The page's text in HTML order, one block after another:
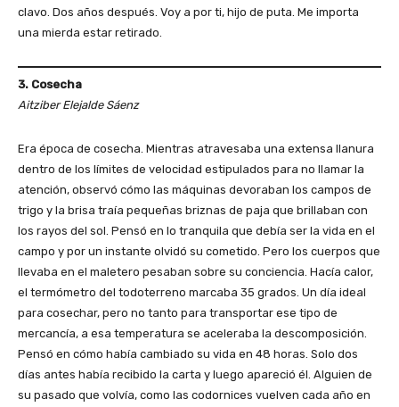
clavo. Dos años después. Voy a por ti, hijo de puta. Me importa
una mierda estar retirado.
3. Cosecha
Aitziber Elejalde Sáenz
Era época de cosecha. Mientras atravesaba una extensa llanura
dentro de los límites de velocidad estipulados para no llamar la
atención, observó cómo las máquinas devoraban los campos de
trigo y la brisa traía pequeñas briznas de paja que brillaban con
los rayos del sol. Pensó en lo tranquila que debía ser la vida en el
campo y por un instante olvidó su cometido. Pero los cuerpos que
llevaba en el maletero pesaban sobre su conciencia. Hacía calor,
el termómetro del todoterreno marcaba 35 grados. Un día ideal
para cosechar, pero no tanto para transportar ese tipo de
mercancía, a esa temperatura se aceleraba la descomposición.
Pensó en cómo había cambiado su vida en 48 horas. Solo dos
días antes había recibido la carta y luego apareció él. Alguien de
su pasado que volvía, como las codornices vuelven cada año en